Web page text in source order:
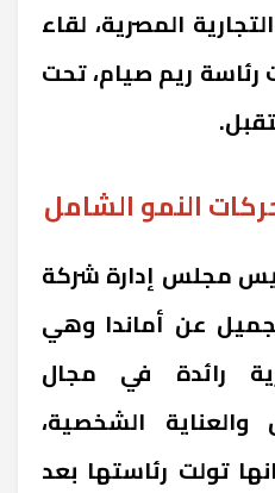
المصرية، لقاء
ريم صيام، تحت
النمو الشامل
مجلس إدارة شركة
عن أماندا وهي
رائدة في مجال
الشخصية،
عام 1984 وانها تولت رئاستها بعد